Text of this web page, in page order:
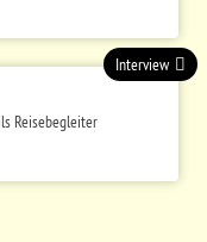
Reisebegleiter
Interview